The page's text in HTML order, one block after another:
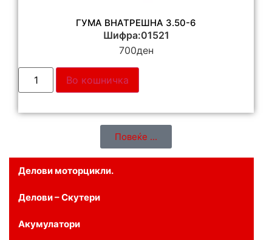
Делови моторцикли.
Делови – Скутери
Акумулатори
ГУМА ВНАТРЕШНА 3.50-6
Шифра:01521
700ден
Во кошничка
Повеќе ...